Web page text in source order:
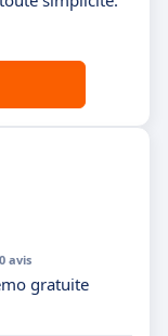
avis
gratuite